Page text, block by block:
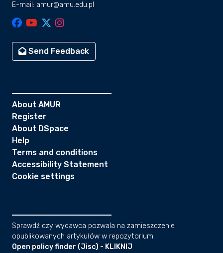
E-mail: amur@amu.edu.pl
Send Feedback
About AMUR
Register
About DSpace
Help
Terms and conditions
Accessibility Statement
Cookie settings
Sprawdź czy wydawca pozwala na zamieszczenie
opublikowanych artykułów w repozytorium:
Open policy finder (Jisc) - KLIKNIJ